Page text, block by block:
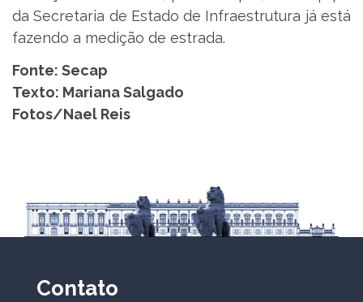
da Secretaria de Estado de Infraestrutura já está
fazendo a medição de estrada.
Fonte: Secap
Texto: Mariana Salgado
Fotos/Nael Reis
Contato